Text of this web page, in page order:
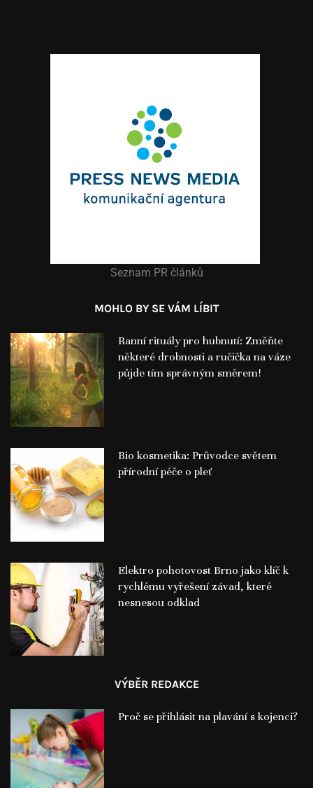
Seznam PR článků
MOHLO BY SE VÁM LÍBIT
Ranní rituály pro hubnutí: Změňte
některé drobnosti a ručička na váze
půjde tím správným směrem!
Bio kosmetika: Průvodce světem
přírodní péče o pleť
Elektro pohotovost Brno jako klíč k
rychlému vyřešení závad, které
nesnesou odklad
VÝBĚR REDAKCE
Proč se přihlásit na plavání s kojenci?